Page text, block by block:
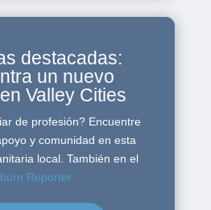
destacadas:
un nuevo
Valley Cities
de profesión? Encuentre
y comunidad en esta
local. También en el
Reporter.